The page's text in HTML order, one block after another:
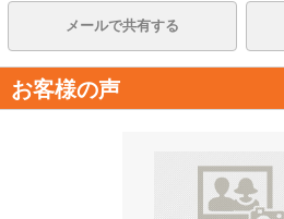
メールで共有する
お客様の声